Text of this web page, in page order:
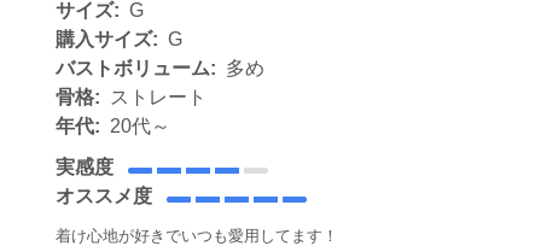
サイズ: G
購入サイズ: G
バストボリューム: 多め
骨格:
ストレート
年代: 20代～
実感度
オススメ度
着け心地が好きでいつも愛用してます！